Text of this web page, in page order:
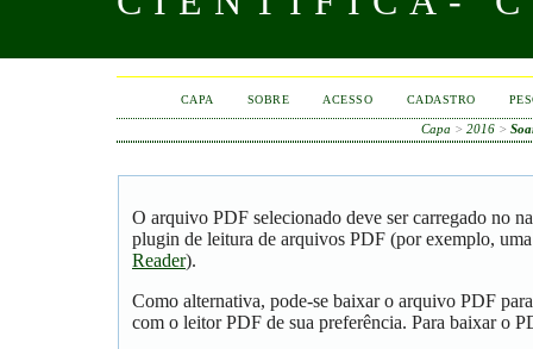
CAPA SOBRE ACESSO CADASTRO
Capa > 2016>
O arquivo PDF selecionado deve ser carregado no
plugin de leitura de arquivos PDF (por exemplo,
Reader).
Como alternativa, pode-se baixar o arquivo PDF
com o leitor PDF de sua preferência. Para baixar o